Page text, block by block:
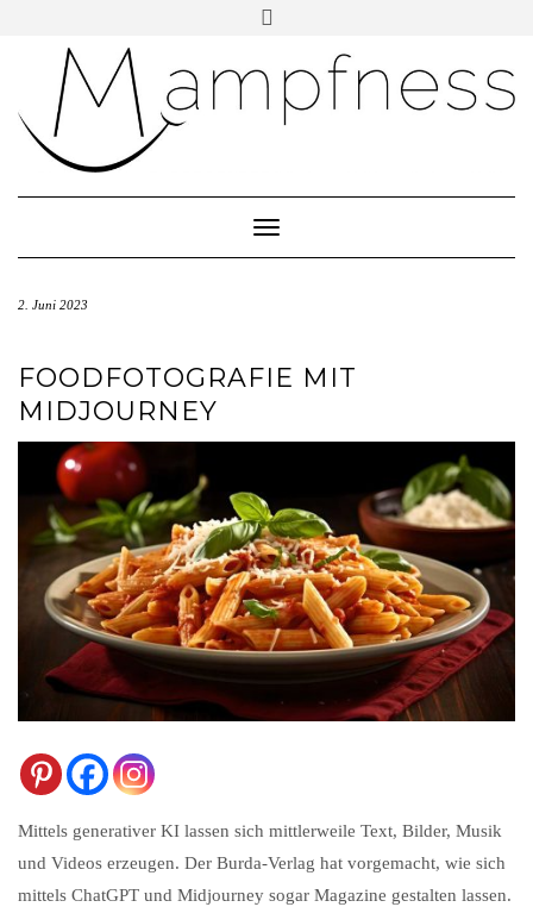
IMPRESSUM
DATENSCHUTZ
Toggle Navigation
2. Juni 2023
FOODFOTOGRAFIE MIT
MIDJOURNEY
Mittels generativer KI lassen sich mittlerweile Text, Bilder, Musik
und Videos erzeugen. Der Burda-Verlag hat vorgemacht, wie sich
mittels ChatGPT und Midjourney sogar Magazine gestalten lassen.